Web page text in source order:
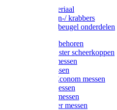
Injectiemateriaal
Hoefmessen-/ krabbers
Hoefbekapbeugel onderdelen
Messen toebehoren
Moser & Oster scheerkoppen
Hauptner messen
Liscop messen
Aesculap/Econom messen
Heiniger messen
Constanta messen
FarmClipper messen